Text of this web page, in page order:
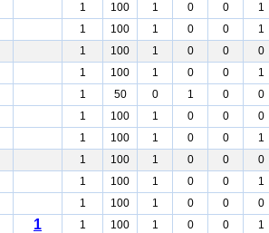
1 100 1 0 0
1
1 100 1 0 0
1
1 100 1 0 0
0
1 100 1 0 0
1
1 50 0 1 0
0
1 100 1 0 0
0
1 100 1 0 0
1
1 100 1 0 0
0
1 100 1 0 0
1
1 100 1 0 0
0
1 1 100 1 0 0
1